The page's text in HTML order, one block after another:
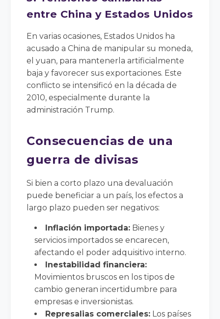
entre China y Estados Unidos
En varias ocasiones, Estados Unidos ha
acusado a China de manipular su moneda,
el yuan, para mantenerla artificialmente
baja y favorecer sus exportaciones. Este
conflicto se intensificó en la década de
2010, especialmente durante la
administración Trump.
Consecuencias de una
guerra de divisas
Si bien a corto plazo una devaluación
puede beneficiar a un país, los efectos a
largo plazo pueden ser negativos:
Inflación importada: Bienes y
servicios importados se encarecen,
afectando el poder adquisitivo interno.
Inestabilidad financiera:
Movimientos bruscos en los tipos de
cambio generan incertidumbre para
empresas e inversionistas.
Represalias comerciales: Los países